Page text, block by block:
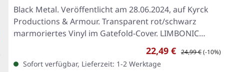
Black Metal. Veröffentlicht am 28.06.2024, auf Kyrck
Productions & Armour. Transparent rot/schwarz
marmoriertes Vinyl im Gatefold-Cover. LIMBONIC
Verkaufspreis:
22,49 € Regulärer Preis:
24,99 €(-10%)
Sofort verfügbar, Lieferzeit: 1-2 Werktage